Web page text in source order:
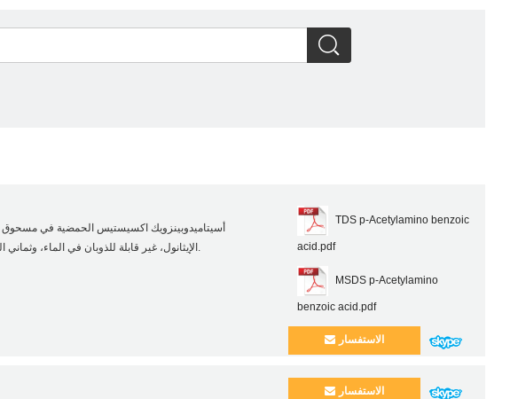
الإيثانول، غير قابلة للذوبان في الماء، وثماني البروم ثنائي الفينيل. وتوليف هامة وسيطة.
TDS p-Acetylamino benzoic
acid.pdf
MSDS p-Acetylamino
benzoic acid.pdf
الاستفسار
الاستفسار